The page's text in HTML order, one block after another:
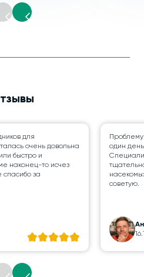
для
очень довольна
быстро и
наконец-то исчез
за
один
советую.